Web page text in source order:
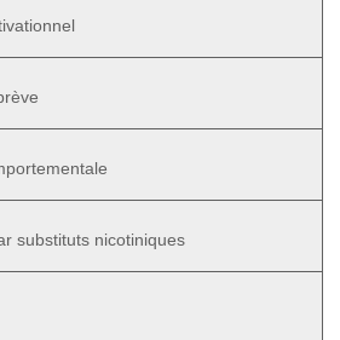
substituts nicotiniques